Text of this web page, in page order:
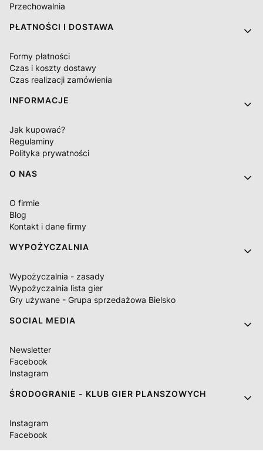
Przechowalnia
PŁATNOŚCI I DOSTAWA
Formy płatności
Czas i koszty dostawy
Czas realizacji zamówienia
INFORMACJE
Jak kupować?
Regulaminy
Polityka prywatności
O NAS
O firmie
Blog
Kontakt i dane firmy
WYPOŻYCZALNIA
Wypożyczalnia - zasady
Wypożyczalnia lista gier
Gry używane - Grupa sprzedażowa Bielsko
SOCIAL MEDIA
Newsletter
Facebook
Instagram
ŚRODOGRANIE - KLUB GIER PLANSZOWYCH
Instagram
Facebook